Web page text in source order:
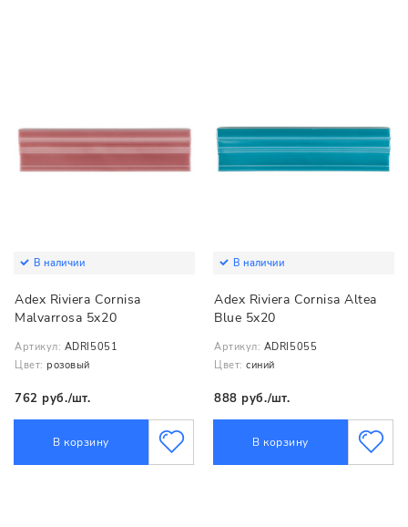
В наличии
Adex Riviera Cornisa
Malvarrosa 5x20
Артикул: ADRI5051
Цвет: розовый
762 руб./шт.
В корзину
В наличии
Adex Riviera Cornisa Altea
Blue 5x20
Артикул: ADRI5055
Цвет: синий
888 руб./шт.
В корзину